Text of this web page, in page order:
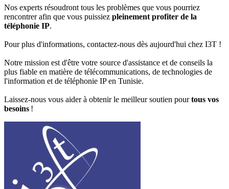
Nos experts résoudront tous les problèmes que vous pourriez
rencontrer afin que vous puissiez pleinement profiter de la
téléphonie IP.
Pour plus d'informations, contactez-nous dès aujourd'hui chez I3T !
Notre mission est d'être votre source d'assistance et de conseils la
plus fiable en matière de télécommunications, de technologies de
l'information et de téléphonie IP en Tunisie.
Laissez-nous vous aider à obtenir le meilleur soutien pourtous vos
besoins !